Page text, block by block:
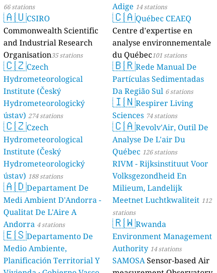
66 stations
🇦🇺CSIRO
Commonwealth Scientific
and Industrial Research
Organisation35 stations
🇨🇿Czech
Hydrometeorological
Institute (Český
Hydrometeorologický
ústav) 274 stations
🇨🇿Czech
Hydrometeorological
Institute (Český
Hydrometeorologický
ústav) 188 stations
🇦🇩Departament De
Medi Ambient D'Andorra -
Qualitat De L'Aire A
Andorra 4 stations
🇪🇸Departamento De
Medio Ambiente,
Planificación Territorial Y
Adige 14 stations
🇨🇦Québec CEAEQ
Centre d'expertise en
analyse environnementale
du Québec101 stations
🇧🇷Rede Manual De
Partículas Sedimentadas
Da Região Sul 6 stations
🇮🇳Respirer Living
Sciences 74 stations
🇨🇦Revolv'Air, Outil De
Analyse De L'air Du
Québec 126 stations
RIVM - Rijksinstituut Voor
Volksgezondheid En
Milieum, Landelijk
Meetnet Luchtkwaliteit 112
stations
🇷🇼Rwanda
Environment Management
Authority 14 stations
SAMOSASensor-based Air